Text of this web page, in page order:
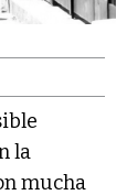
la
mucha